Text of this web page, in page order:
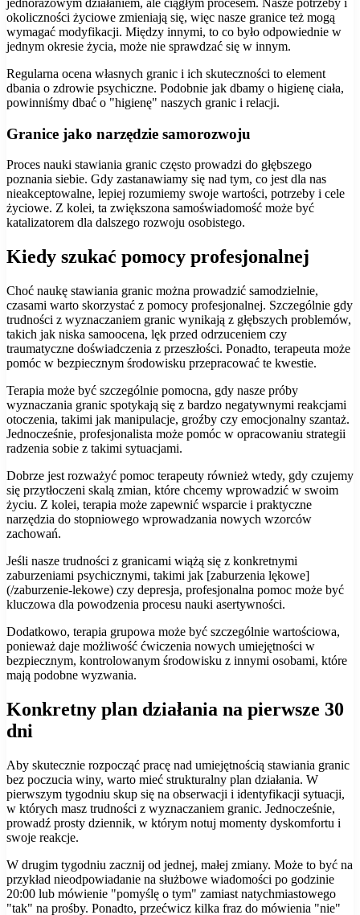
jednorazowym działaniem, ale ciągłym procesem. Nasze potrzeby i
okoliczności życiowe zmieniają się, więc nasze granice też mogą
wymagać modyfikacji. Między innymi, to co było odpowiednie w
jednym okresie życia, może nie sprawdzać się w innym.
Regularna ocena własnych granic i ich skuteczności to element
dbania o zdrowie psychiczne. Podobnie jak dbamy o higienę ciała,
powinniśmy dbać o "higienę" naszych granic i relacji.
Granice jako narzędzie samorozwoju
Proces nauki stawiania granic często prowadzi do głębszego
poznania siebie. Gdy zastanawiamy się nad tym, co jest dla nas
nieakceptowalne, lepiej rozumiemy swoje wartości, potrzeby i cele
życiowe. Z kolei, ta zwiększona samoświadomość może być
katalizatorem dla dalszego rozwoju osobistego.
Kiedy szukać pomocy profesjonalnej
Choć naukę stawiania granic można prowadzić samodzielnie,
czasami warto skorzystać z pomocy profesjonalnej. Szczególnie gdy
trudności z wyznaczaniem granic wynikają z głębszych problemów,
takich jak niska samoocena, lęk przed odrzuceniem czy
traumatyczne doświadczenia z przeszłości. Ponadto, terapeuta może
pomóc w bezpiecznym środowisku przepracować te kwestie.
Terapia może być szczególnie pomocna, gdy nasze próby
wyznaczania granic spotykają się z bardzo negatywnymi reakcjami
otoczenia, takimi jak manipulacje, groźby czy emocjonalny szantaż.
Jednocześnie, profesjonalista może pomóc w opracowaniu strategii
radzenia sobie z takimi sytuacjami.
Dobrze jest rozważyć pomoc terapeuty również wtedy, gdy czujemy
się przytłoczeni skalą zmian, które chcemy wprowadzić w swoim
życiu. Z kolei, terapia może zapewnić wsparcie i praktyczne
narzędzia do stopniowego wprowadzania nowych wzorców
zachowań.
Jeśli nasze trudności z granicami wiążą się z konkretnymi
zaburzeniami psychicznymi, takimi jak [zaburzenia lękowe]
(/zaburzenie-lekowe) czy depresja, profesjonalna pomoc może być
kluczowa dla powodzenia procesu nauki asertywności.
Dodatkowo, terapia grupowa może być szczególnie wartościowa,
ponieważ daje możliwość ćwiczenia nowych umiejętności w
bezpiecznym, kontrolowanym środowisku z innymi osobami, które
mają podobne wyzwania.
Konkretny plan działania na pierwsze 30
dni
Aby skutecznie rozpocząć pracę nad umiejętnością stawiania granic
bez poczucia winy, warto mieć strukturalny plan działania. W
pierwszym tygodniu skup się na obserwacji i identyfikacji sytuacji,
w których masz trudności z wyznaczaniem granic. Jednocześnie,
prowadź prosty dziennik, w którym notuj momenty dyskomfortu i
swoje reakcje.
W drugim tygodniu zacznij od jednej, małej zmiany. Może to być na
przykład nieodpowiadanie na służbowe wiadomości po godzinie
20:00 lub mówienie "pomyślę o tym" zamiast natychmiastowego
"tak" na prośby. Ponadto, przećwicz kilka fraz do mówienia "nie"